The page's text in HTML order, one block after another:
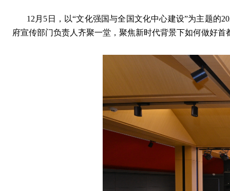
12 月 5 日，以“文化强国与全国文化中心建设”为主题的
府宣传部门负责人 齐聚一堂 ，聚焦新时代背景下如何做好